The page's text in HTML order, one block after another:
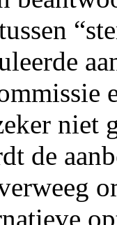
niet
de